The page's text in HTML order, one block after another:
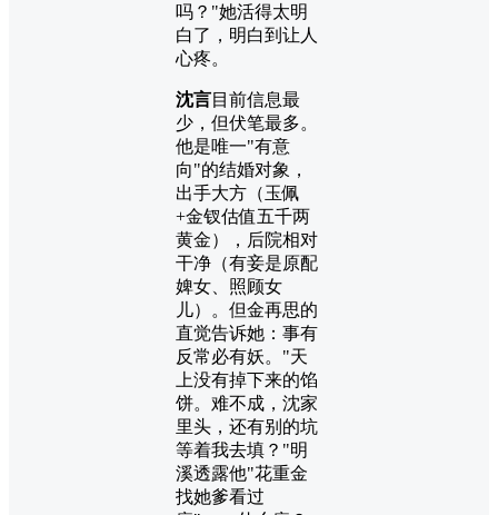
吗？"她活得太明
白了，明白到让人
心疼。
沈言目前信息最
少，但伏笔最多。
他是唯一"有意
向"的结婚对象，
出手大方（玉佩
+金钗估值五千两
黄金），后院相对
干净（有妾是原配
婢女、照顾女
儿）。但金再思的
直觉告诉她：事有
反常必有妖。"天
上没有掉下来的馅
饼。难不成，沈家
里头，还有别的坑
等着我去填？"明
溪透露他"花重金
找她爹看过